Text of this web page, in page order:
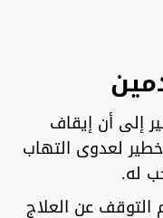
إلى أن إيقاف
لعدوى التهاب
عن العلاج